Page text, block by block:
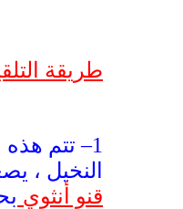
طريقة
1– تتم
النخيل ،
قنو أنثوي